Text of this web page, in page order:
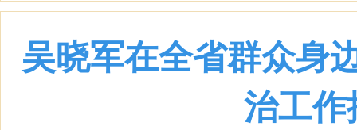
吴晓军在全省群众身
治工